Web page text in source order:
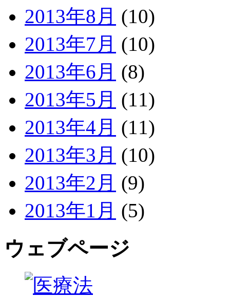
2013年8月 (10)
2013年7月 (10)
2013年6月 (8)
2013年5月 (11)
2013年4月 (11)
2013年3月 (10)
2013年2月 (9)
2013年1月 (5)
ウェブページ